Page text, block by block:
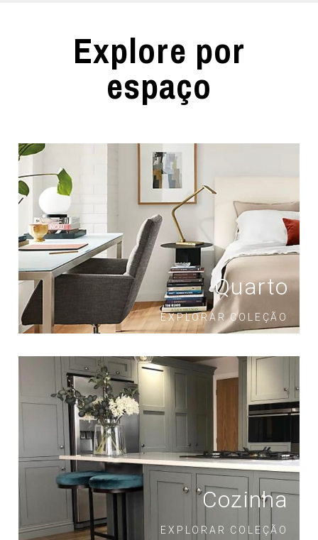
Explore por
espaço
Quarto
EXPLORAR COLEÇÃO
Cozinha
EXPLORAR COLEÇÃO